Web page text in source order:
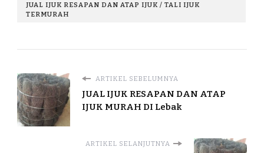
JUAL IJUK RESAPAN DAN ATAP IJUK / TALI IJUK
TERMURAH
ARTIKEL SEBELUMNYA
JUAL IJUK RESAPAN DAN ATAP
IJUK MURAH DI Lebak
ARTIKEL SELANJUTNYA